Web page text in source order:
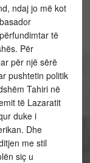
ndaj jo më kot
të
Për
për një sërë
pushtetin politik
Tahiri në
të Lazaratit
duke i
Dhe
me stil
siç u